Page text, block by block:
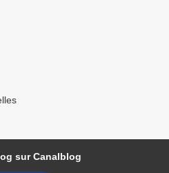
sur Canalblog